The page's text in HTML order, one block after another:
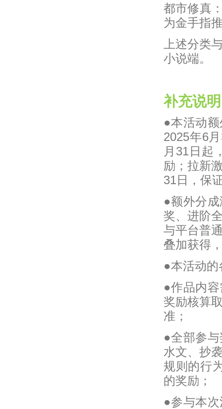
都市修真
为金手指
上述分类
小说端。
补充说明
●本活动
2025年6
月31日起
励；拉新
31日，保
●额外分
奖、进阶
与平台普
叠加获得
●本活动
●作品内
奖励核算
准；
●全部参
水文、抄
规则的行
的奖励；
●参与本